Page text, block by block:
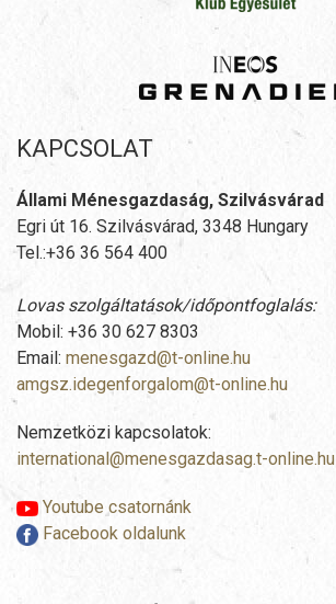
KAPCSOLAT
Állami Ménesgazdaság, Szilvásvárad
Egri út 16. Szilvásvárad, 3348 Hungary
Tel.:+36 36 564 400
Lovas szolgáltatások/időpontfoglalás:
Mobil: +36 30 627 8303
Email: menesgazd@t-online.hu
amgsz.idegenforgalom@t-online.hu
Nemzetközi kapcsolatok:
international@menesgazdasag.t-online.hu
Youtube csatornánk
Facebook oldalunk